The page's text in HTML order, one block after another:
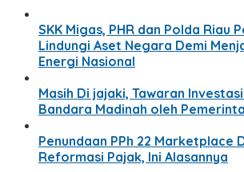
SKK Migas, PHR dan Polda Riau
Lindungi Aset Negara Demi
Energi Nasional
Masih Di jajaki, Tawaran
Bandara Madinah oleh
Penundaan PPh 22 Marketplace
Reformasi Pajak, Ini Alasannya